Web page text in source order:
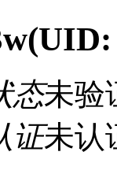
(UID:
态未验
证未认